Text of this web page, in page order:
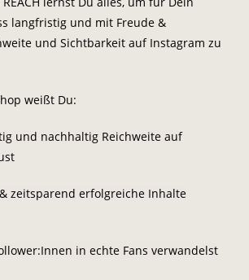
langfristig und mit Freude &
und Sichtbarkeit auf Instagram zu
weißt Du:
und nachhaltig Reichweite auf
zeitsparend erfolgreiche Inhalte
in echte Fans verwandelst